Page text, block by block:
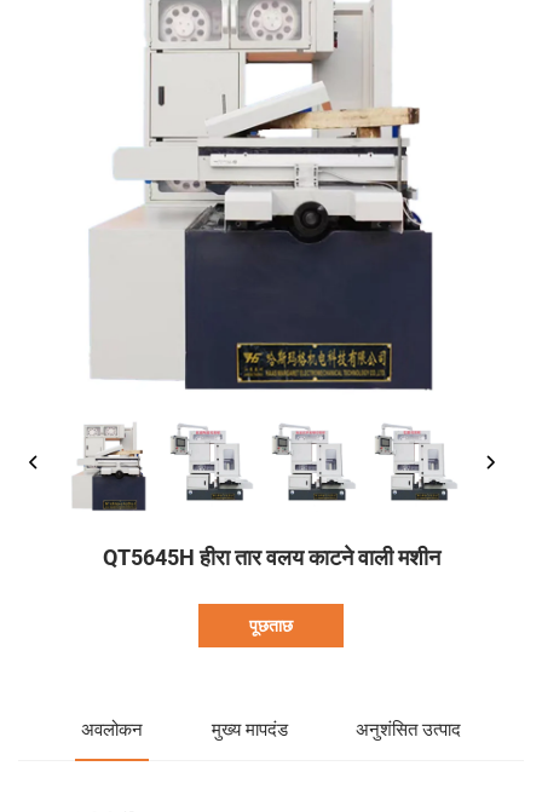
QT5645H हीरा तार वलय काटने वाली मशीन
पूछताछ
अवलोकन मुख्य मापदंड अनुशंसित उत्पाद